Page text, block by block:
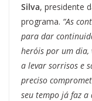
Silva, presidente
programa. “As
para dar
heróis por um dia,
a levar sorrisos e
preciso
seu tempo já faz a